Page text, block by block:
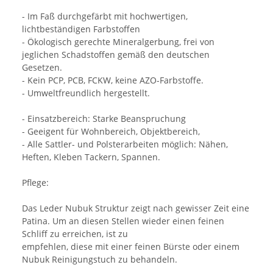
- Im Faß durchgefärbt mit hochwertigen,
lichtbeständigen Farbstoffen
- Ökologisch gerechte Mineralgerbung, frei von
jeglichen Schadstoffen gemäß den deutschen
Gesetzen.
- Kein PCP, PCB, FCKW, keine AZO-Farbstoffe.
- Umweltfreundlich hergestellt.
- Einsatzbereich: Starke Beanspruchung
- Geeigent für Wohnbereich, Objektbereich,
- Alle Sattler- und Polsterarbeiten möglich: Nähen,
Heften, Kleben Tackern, Spannen.
Pflege:
Das Leder Nubuk Struktur zeigt nach gewisser Zeit eine
Patina. Um an diesen Stellen wieder einen feinen
Schliff zu erreichen, ist zu
empfehlen, diese mit einer feinen Bürste oder einem
Nubuk Reinigungstuch zu behandeln.